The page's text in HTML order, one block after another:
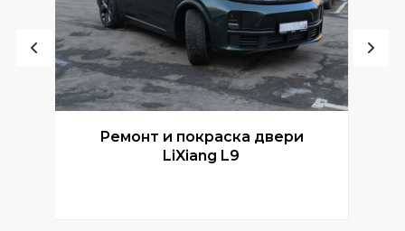
Ремонт и покраска двери
LiXiang L9